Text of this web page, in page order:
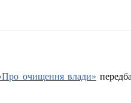
очищення влади»